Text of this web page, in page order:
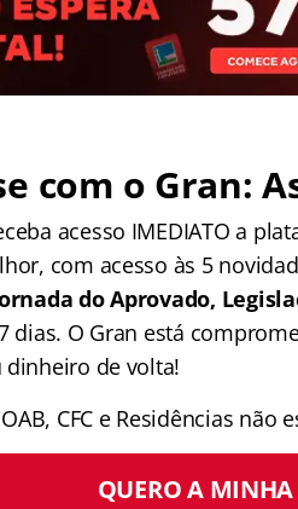
com o Gran:
acesso IMEDIATO a
com acesso às 5
do Aprovado,
dias. O Gran está
dinheiro de volta!
CFC e Residências
QUERO A